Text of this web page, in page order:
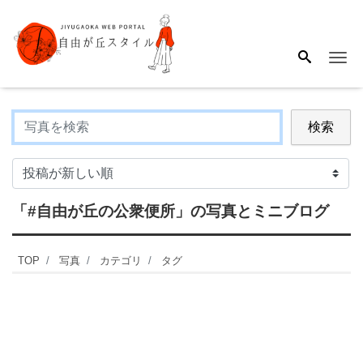
検索
「#自由が丘の公衆便所」 の写真とミニブログ
TOP 写真 カテゴリ タグ